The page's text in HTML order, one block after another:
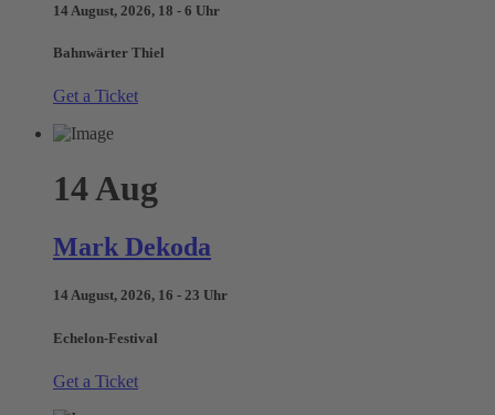
14 August, 2026, 18 - 6 Uhr
Bahnwärter Thiel
Get a Ticket
14Aug
Mark Dekoda
14 August, 2026, 16 - 23 Uhr
Echelon-Festival
Get a Ticket